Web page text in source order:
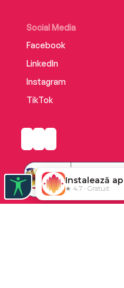
Social Media
Facebook
LinkedIn
Instagram
TikTok
Instalează
★ 4.7 · Gratuit